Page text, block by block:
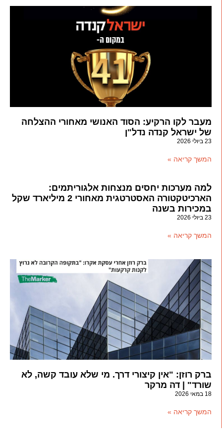
מעבר לקו הרקיע: הסוד האנושי מאחורי ההצלחה
של ישראל קנדה נדל"ן
23 ביולי 2026
המשך קריאה »
למה מערכות יחסים מנצחות אלגוריתמים:
הארכיטקטורה האסטרטגית מאחורי 2 מיליארד שקל
במכירות בשנה
23 ביולי 2026
המשך קריאה »
ברק רוזן: "אין קיצורי דרך. מי שלא עובד קשה, לא
שורד" | דה מרקר
18 במאי 2026
המשך קריאה »